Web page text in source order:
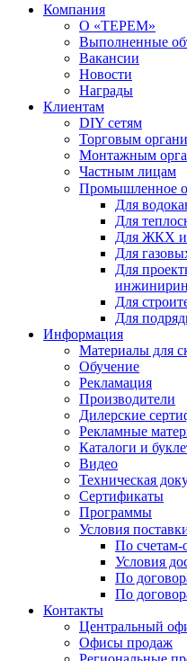
Компания
О «ТЕРЕМ»
Выполненные
Вакансии
Новости
Награды
Клиентам
DIY сетям
Торговым
Монтажным
Частным лицам
Промышленное
Для
Для
Для ЖКХ
Для
Для
Для
Для
Информация
Материалы для
Обучение
Рекламация
Производители
Дилерские
Рекламные
Каталоги и
Видео
Техническая
Сертификаты
Программы
Условия
По счетам-
Условия
По
По
Контакты
Центральный
Офисы продаж